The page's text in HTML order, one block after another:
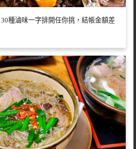
種滷味一字排開任你挑，結帳金額差